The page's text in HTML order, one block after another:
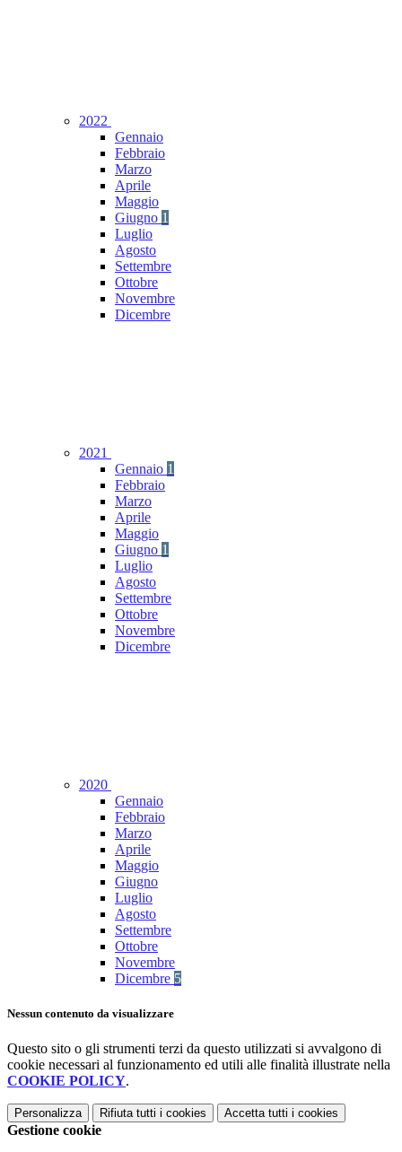
2022
Gennaio
Febbraio
Marzo
Aprile
Maggio
Giugno 1
Luglio
Agosto
Settembre
Ottobre
Novembre
Dicembre
2021
Gennaio 1
Febbraio
Marzo
Aprile
Maggio
Giugno 1
Luglio
Agosto
Settembre
Ottobre
Novembre
Dicembre
2020
Gennaio
Febbraio
Marzo
Aprile
Maggio
Giugno
Luglio
Agosto
Settembre
Ottobre
Novembre
Dicembre 5
Nessun contenuto da visualizzare
Questo sito o gli strumenti terzi da questo utilizzati si avvalgono di
cookie necessari al funzionamento ed utili alle finalità illustrate nella
COOKIE POLICY.
Personalizza Rifiuta tutti i cookies Accetta tutti i cookies
Gestione cookie